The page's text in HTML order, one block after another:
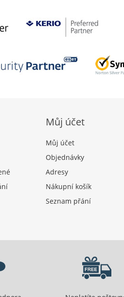
Můj účet
Můj účet
Objednávky
Adresy
Nákupní košík
Seznam přání